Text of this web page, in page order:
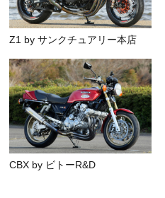
Z1 by サンクチュアリー本店
CBX by ビトーR&D